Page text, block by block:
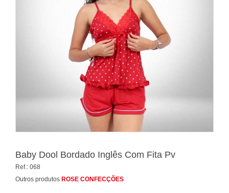
Baby Dool Bordado Inglês Com Fita Pv
Ref.: 068
Outros produtos ROSE CONFECÇÕES